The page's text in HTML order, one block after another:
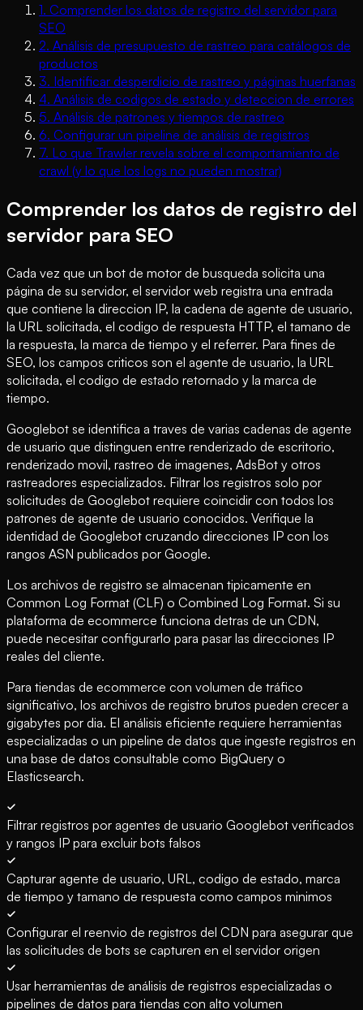
1. Comprender los datos de registro del servidor para
SEO
2. Análisis de presupuesto de rastreo para catálogos de
productos
3. Identificar desperdicio de rastreo y páginas huerfanas
4. Análisis de codigos de estado y deteccion de errores
5. Análisis de patrones y tiempos de rastreo
6. Configurar un pipeline de análisis de registros
7. Lo que Trawler revela sobre el comportamiento de
crawl (y lo que los logs no pueden mostrar)
Comprender los datos de registro del
servidor para SEO
Cada vez que un bot de motor de busqueda solicita una
página de su servidor, el servidor web registra una entrada
que contiene la direccion IP, la cadena de agente de usuario,
la URL solicitada, el codigo de respuesta HTTP, el tamano de
la respuesta, la marca de tiempo y el referrer. Para fines de
SEO, los campos criticos son el agente de usuario, la URL
solicitada, el codigo de estado retornado y la marca de
tiempo.
Googlebot se identifica a traves de varias cadenas de agente
de usuario que distinguen entre renderizado de escritorio,
renderizado movil, rastreo de imagenes, AdsBot y otros
rastreadores especializados. Filtrar los registros solo por
solicitudes de Googlebot requiere coincidir con todos los
patrones de agente de usuario conocidos. Verifique la
identidad de Googlebot cruzando direcciones IP con los
rangos ASN publicados por Google.
Los archivos de registro se almacenan tipicamente en
Common Log Format (CLF) o Combined Log Format. Si su
plataforma de ecommerce funciona detras de un CDN,
puede necesitar configurarlo para pasar las direcciones IP
reales del cliente.
Para tiendas de ecommerce con volumen de tráfico
significativo, los archivos de registro brutos pueden crecer a
gigabytes por dia. El análisis eficiente requiere herramientas
especializadas o un pipeline de datos que ingeste registros en
una base de datos consultable como BigQuery o
Elasticsearch.
Filtrar registros por agentes de usuario Googlebot verificados
y rangos IP para excluir bots falsos
Capturar agente de usuario, URL, codigo de estado, marca
de tiempo y tamano de respuesta como campos minimos
Configurar el reenvio de registros del CDN para asegurar que
las solicitudes de bots se capturen en el servidor origen
Usar herramientas de análisis de registros especializadas o
pipelines de datos para tiendas con alto volumen